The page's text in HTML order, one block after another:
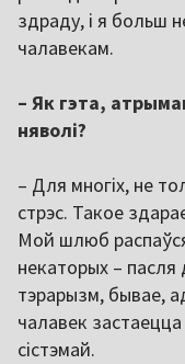
здраду, і я больш
чалавекам.
– Як гэта,
няволі?
– Для многіх, не
стрэс. Такое
Мой шлюб
некаторых –
тэрарызм, бывае,
чалавек
сістэмай.